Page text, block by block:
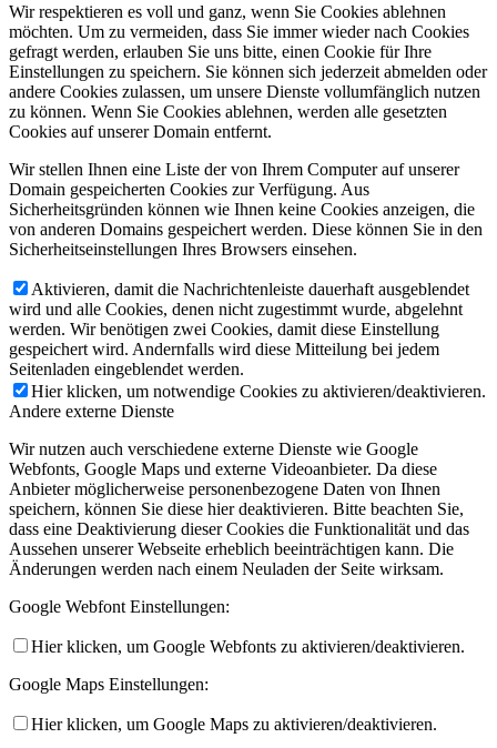
Wir respektieren es voll und ganz, wenn Sie Cookies ablehnen
möchten. Um zu vermeiden, dass Sie immer wieder nach Cookies
gefragt werden, erlauben Sie uns bitte, einen Cookie für Ihre
Einstellungen zu speichern. Sie können sich jederzeit abmelden oder
andere Cookies zulassen, um unsere Dienste vollumfänglich nutzen
zu können. Wenn Sie Cookies ablehnen, werden alle gesetzten
Cookies auf unserer Domain entfernt.
Wir stellen Ihnen eine Liste der von Ihrem Computer auf unserer
Domain gespeicherten Cookies zur Verfügung. Aus
Sicherheitsgründen können wie Ihnen keine Cookies anzeigen, die
von anderen Domains gespeichert werden. Diese können Sie in den
Sicherheitseinstellungen Ihres Browsers einsehen.
Aktivieren, damit die Nachrichtenleiste dauerhaft ausgeblendet
wird und alle Cookies, denen nicht zugestimmt wurde, abgelehnt
werden. Wir benötigen zwei Cookies, damit diese Einstellung
gespeichert wird. Andernfalls wird diese Mitteilung bei jedem
Seitenladen eingeblendet werden.
Hier klicken, um notwendige Cookies zu aktivieren/deaktivieren.
Andere externe Dienste
Wir nutzen auch verschiedene externe Dienste wie Google
Webfonts, Google Maps und externe Videoanbieter. Da diese
Anbieter möglicherweise personenbezogene Daten von Ihnen
speichern, können Sie diese hier deaktivieren. Bitte beachten Sie,
dass eine Deaktivierung dieser Cookies die Funktionalität und das
Aussehen unserer Webseite erheblich beeinträchtigen kann. Die
Änderungen werden nach einem Neuladen der Seite wirksam.
Google Webfont Einstellungen:
Hier klicken, um Google Webfonts zu aktivieren/deaktivieren.
Google Maps Einstellungen:
Hier klicken, um Google Maps zu aktivieren/deaktivieren.